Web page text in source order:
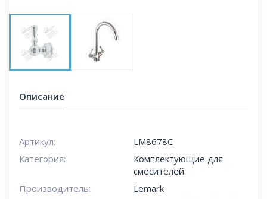
Описание
Артикул:
LM8678C
Категория:
Комплектующие для
смесителей
Производитель:
Lemark